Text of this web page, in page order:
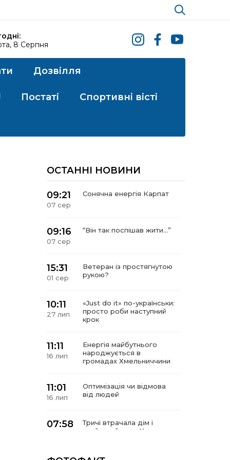
8 Серпня
Дозвілля
Постаті Спортивні вісті
ОСТАННІ НОВИНИ
09:21
07 сер
Сонячна енергія Карпат
09:16
07 сер
“Він так поспішав жити…”
15:31
01 сер
Ветеран із простягнутою
рукою?
10:11
27 лип
«Just do it» по-українськи:
просто роби наступний
крок
11:11
16 лип
Енергія майбутнього
народжується в
громадах Хмельниччини
11:01
16 лип
Оптимізація чи відмова
від людей
07:58
Тричі втрачала дім і
знайшла його в Карпатах